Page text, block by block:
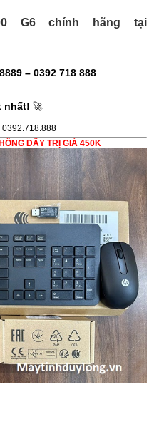
G6 chính hãng tại
– 0392 718 888
nhất! 🚀
DÂY TRỊ GIÁ 450K